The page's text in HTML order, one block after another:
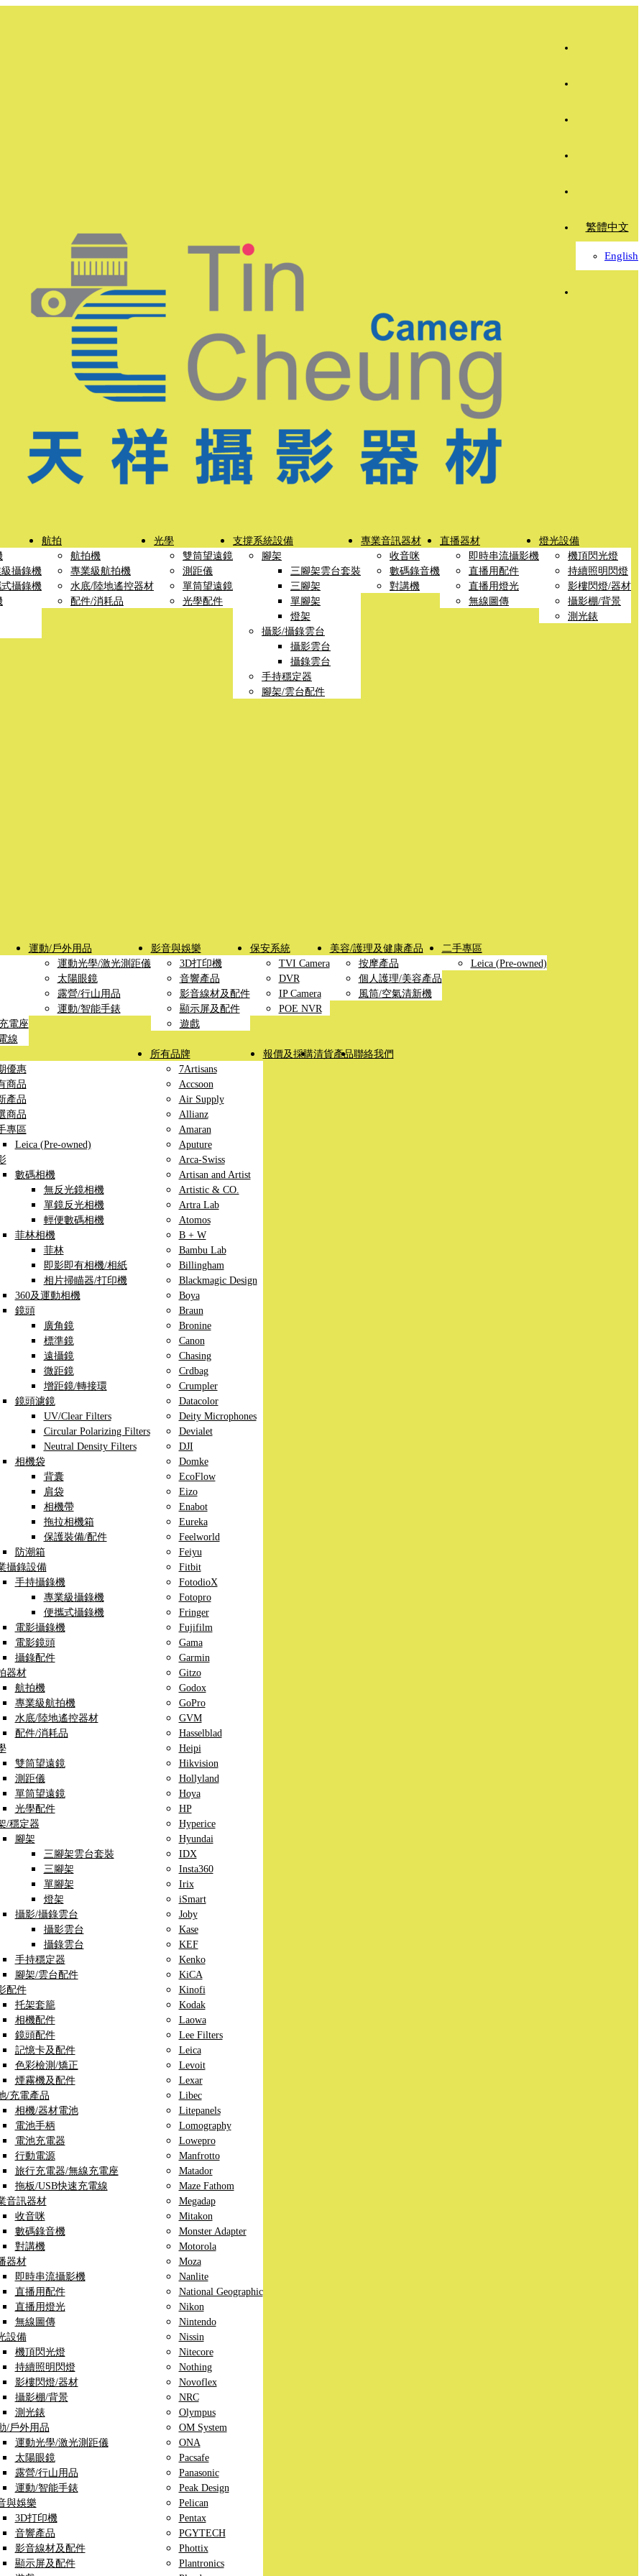
繁體中文
English
攝錄機
攝錄機
航拍
航拍機
專業級航拍機
水底/陸地遙控器材
配件/消耗品
光學
雙筒望遠鏡
測距儀
單筒望遠鏡
光學配件
支撐系統設備
腳架
三腳架雲台套裝
三腳架
單腳架
燈架
攝影/攝錄雲台
攝影雲台
攝錄雲台
手持穩定器
腳架/雲台配件
專業音訊器材
收音咪
數碼錄音機
對講機
直播器材
即時串流攝影機
直播用配件
直播用燈光
無線圖傳
燈光設備
機頂閃光燈
持續照明閃燈
影樓閃燈/器材
攝影棚/背景
測光錶
電座
線
運動/戶外用品
運動光學/激光測距儀
太陽眼鏡
露營/行山用品
運動/智能手錶
影音與娛樂
3D打印機
音響產品
影音線材及配件
顯示屏及配件
遊戲
保安系統
TVI Camera
DVR
IP Camera
POE NVR
美容/護理及健康產品
按摩產品
個人護理/美容產品
風筒/空氣清新機
二手專區
Leica (Pre-owned)
優惠
商品
產品
商品
專區
Leica (Pre-owned)
數碼相機
無反光鏡相機
單鏡反光相機
輕便數碼相機
菲林相機
菲林
即影即有相機/相紙
相片掃瞄器/打印機
360及運動相機
鏡頭
廣角鏡
標準鏡
遠攝鏡
微距鏡
增距鏡/轉接環
鏡頭濾鏡
UV/Clear Filters
Circular Polarizing Filters
Neutral Density Filters
相機袋
背囊
肩袋
相機帶
拖拉相機箱
保護裝備/配件
防潮箱
攝錄設備
手持攝錄機
專業級攝錄機
便攜式攝錄機
電影攝錄機
電影鏡頭
攝錄配件
器材
航拍機
專業級航拍機
水底/陸地遙控器材
配件/消耗品
雙筒望遠鏡
測距儀
單筒望遠鏡
光學配件
/穩定器
腳架
三腳架雲台套裝
三腳架
單腳架
燈架
攝影/攝錄雲台
攝影雲台
攝錄雲台
手持穩定器
腳架/雲台配件
配件
托架套籠
相機配件
鏡頭配件
記憶卡及配件
色彩檢測/矯正
煙霧機及配件
/充電產品
相機/器材電池
電池手柄
電池充電器
行動電源
旅行充電器/無線充電座
拖板/USB快速充電線
音訊器材
收音咪
數碼錄音機
對講機
器材
即時串流攝影機
直播用配件
直播用燈光
無線圖傳
設備
機頂閃光燈
持續照明閃燈
影樓閃燈/器材
攝影棚/背景
測光錶
/戶外用品
運動光學/激光測距儀
太陽眼鏡
露營/行山用品
運動/智能手錶
與娛樂
3D打印機
音響產品
影音線材及配件
顯示屏及配件
所有品牌
7Artisans
Accsoon
Air Supply
Allianz
Amaran
Aputure
Arca-Swiss
Artisan and Artist
Artistic & CO.
Artra Lab
Atomos
B + W
Bambu Lab
Billingham
Blackmagic Design
Boya
Braun
Bronine
Canon
Chasing
Crdbag
Crumpler
Datacolor
Deity Microphones
Devialet
DJI
Domke
EcoFlow
Eizo
Enabot
Eureka
Feelworld
Feiyu
Fitbit
FotodioX
Fotopro
Fringer
Fujifilm
Gama
Garmin
Gitzo
Godox
GoPro
GVM
Hasselblad
Heipi
Hikvision
Hollyland
Hoya
HP
Hyperice
Hyundai
IDX
Insta360
Irix
iSmart
Joby
Kase
KEF
Kenko
KiCA
Kinofi
Kodak
Laowa
Lee Filters
Leica
Levoit
Lexar
Libec
Litepanels
Lomography
Lowepro
Manfrotto
Matador
Maze Fathom
Megadap
Mitakon
Monster Adapter
Motorola
Moza
Nanlite
National Geographic
Nikon
Nintendo
Nissin
Nitecore
Nothing
Novoflex
NRC
Olympus
OM System
ONA
Pacsafe
Panasonic
Peak Design
Pelican
Pentax
PGYTECH
Phottix
Plantronics
報價及採購清貨產品聯絡我們